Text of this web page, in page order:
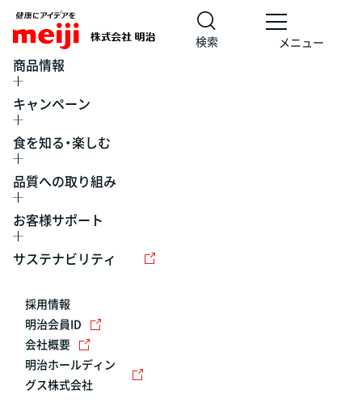
検索 メニュー
商品情報
キャンペーン
食を知る・楽しむ
品質への取り組み
お客様サポート
サステナビリティ
採用情報
明治会員ID
会社概要
明治ホールディン
グス株式会社